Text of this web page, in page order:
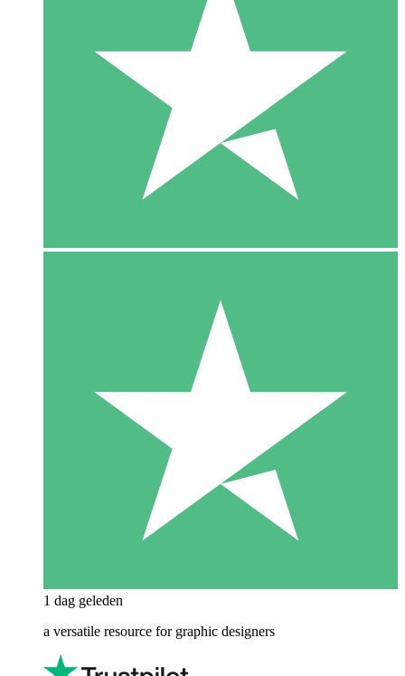
1 dag geleden
a versatile resource for graphic designers